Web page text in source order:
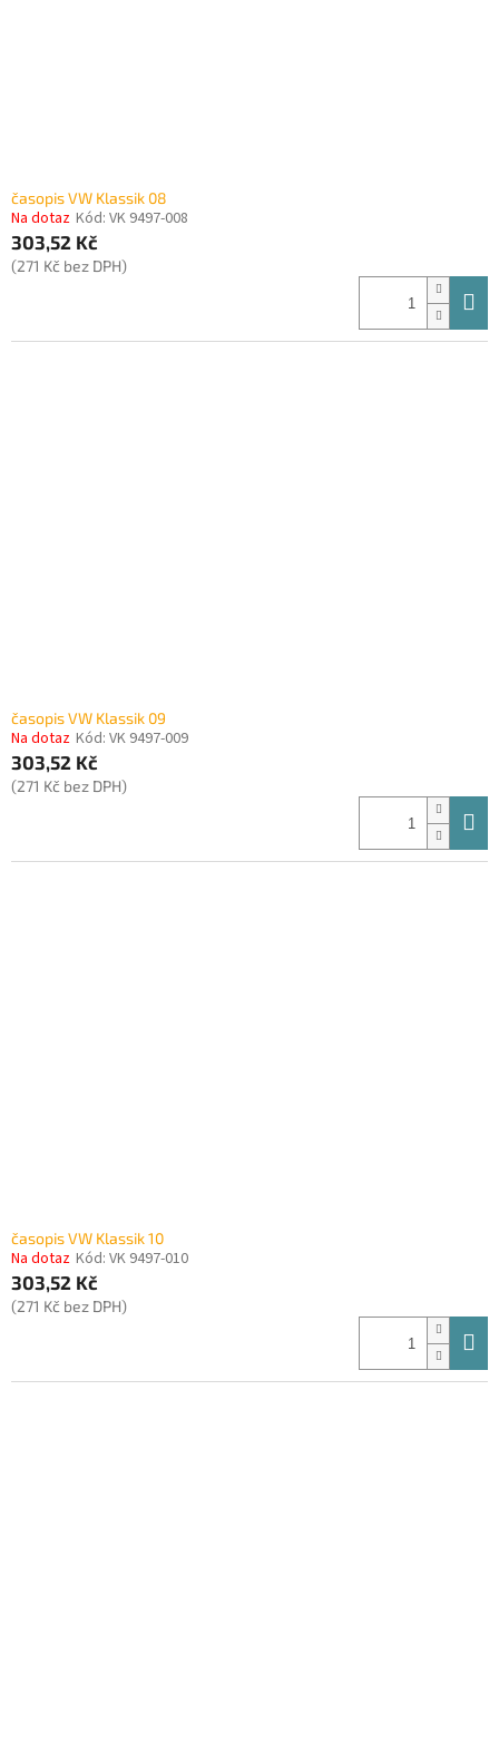
časopis VW Klassik 08
Na dotaz Kód: VK 9497-008
303,52 Kč
(271 Kč bez DPH)
časopis VW Klassik 09
Na dotaz Kód: VK 9497-009
303,52 Kč
(271 Kč bez DPH)
časopis VW Klassik 10
Na dotaz Kód: VK 9497-010
303,52 Kč
(271 Kč bez DPH)